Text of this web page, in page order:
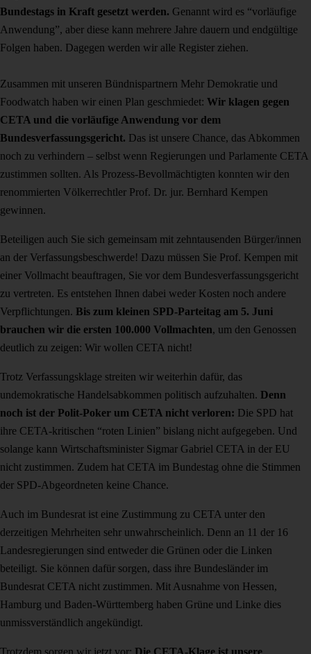
Bundestags in Kraft gesetzt werden. Genannt wird es “vorläufige
Anwendung”, aber diese kann mehrere Jahre dauern und endgültige
Folgen haben. Dagegen werden wir alle Register ziehen.
Zusammen mit unseren Bündnispartnern Mehr Demokratie und
Foodwatch haben wir einen Plan geschmiedet: Wir klagen gegen
CETA und die vorläufige Anwendung vor dem
Bundesverfassungsgericht. Das ist unsere Chance, das Abkommen
noch zu verhindern – selbst wenn Regierungen und Parlamente CETA
zustimmen sollten. Als Prozess-Bevollmächtigten konnten wir den
renommierten Völkerrechtler Prof. Dr. jur. Bernhard Kempen
gewinnen.
Beteiligen auch Sie sich gemeinsam mit zehntausenden Bürger/innen
an der Verfassungsbeschwerde! Dazu müssen Sie Prof. Kempen mit
einer Vollmacht beauftragen, Sie vor dem Bundesverfassungsgericht
zu vertreten. Es entstehen Ihnen dabei weder Kosten noch andere
Verpflichtungen. Bis zum kleinen SPD-Parteitag am 5. Juni
brauchen wir die ersten 100.000 Vollmachten, um den Genossen
deutlich zu zeigen: Wir wollen CETA nicht!
Trotz Verfassungsklage streiten wir weiterhin dafür, das
undemokratische Handelsabkommen politisch aufzuhalten. Denn
noch ist der Polit-Poker um CETA nicht verloren: Die SPD hat
ihre CETA-kritischen “roten Linien” bislang nicht aufgegeben. Und
solange kann Wirtschaftsminister Sigmar Gabriel CETA in der EU
nicht zustimmen. Zudem hat CETA im Bundestag ohne die Stimmen
der SPD-Abgeordneten keine Chance.
Auch im Bundesrat ist eine Zustimmung zu CETA unter den
derzeitigen Mehrheiten sehr unwahrscheinlich. Denn an 11 der 16
Landesregierungen sind entweder die Grünen oder die Linken
beteiligt. Sie können dafür sorgen, dass ihre Bundesländer im
Bundesrat CETA nicht zustimmen. Mit Ausnahme von Hessen,
Hamburg und Baden-Württemberg haben Grüne und Linke dies
unmissverständlich angekündigt.
Trotzdem sorgen wir jetzt vor: Die CETA-Klage ist unsere